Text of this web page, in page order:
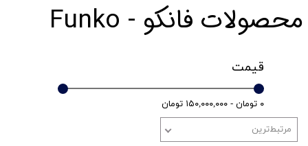
محصولات فانکو - Funko
قیمت
۰ تومان - ۱۵۰,۰۰۰,۰۰۰ تومان
مرتبط‌ترین